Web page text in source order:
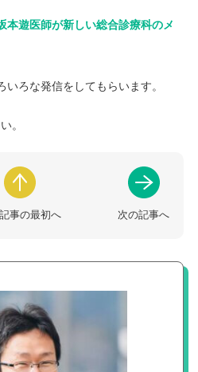
本遊医師が新しい総合診療科のメ
ろな発信をしてもらいます。
。
事の最初へ 次の記事へ